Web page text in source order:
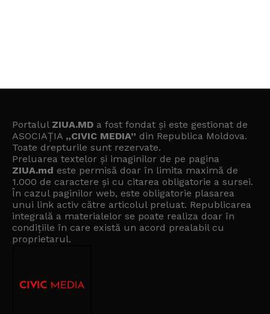
Portalul ZIUA.MD a fost fondat și este gestionat de
ASOCIAȚIA „CIVIC MEDIA” din Republica Moldova.
Toate drepturile sunt rezervate.
Preluarea textelor și imaginilor de pe pagina
ZIUA.md este permisă doar în limita maximă de
1.000 de caractere și cu citarea obligatorie a sursei.
În cazul paginilor web, este obligatorie plasarea
unui link activ către articolul preluat. Republicarea
integrală a materialelor se poate realiza doar în
condițiile în care există un acord prealabil cu
proprietarul.